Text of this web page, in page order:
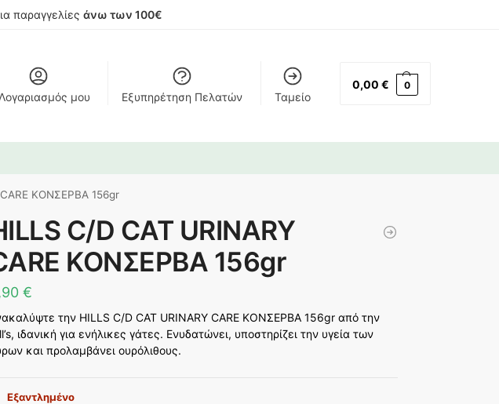
παραγγελίες άνω των 100€
μου Εξυπηρέτηση Πελατών Ταμείο
0,00 € 0
ΚΟΝΣΕΡΒΑ 156gr
C/D CAT URINARY
ΚΟΝΣΕΡΒΑ 156gr
€
την HILLS C/D CAT URINARY CARE ΚΟΝΣΕΡΒΑ 156gr από την
ιδανική για ενήλικες γάτες. Ενυδατώνει, υποστηρίζει την υγεία των
και προλαμβάνει ουρόλιθους.
Εξαντλημένο